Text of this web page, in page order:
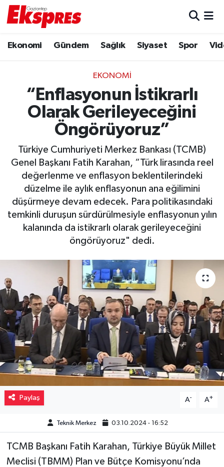
Ekonomi Gündem Sağlık Siyaset Spor
EKONOMI
“Enflasyonun İstikrarlı
Olarak Gerileyeceğini
Öngörüyoruz”
Türkiye Cumhuriyeti Merkez Bankası (TCMB)
Genel Başkanı Fatih Karahan, “Türk lirasında reel
değerlenme ve enflasyon beklentilerindeki
düzelme ile aylık enflasyonun ana eğilimini
düşürmeye devam edecek. Para politikasındaki
temkinli duruşun sürdürülmesiyle enflasyonun yılın
kalanında da istikrarlı olarak gerileyeceğini
öngörüyoruz" dedi.
Paylaş A- A+
Teknik Merkez 03.10.2024 - 16:52
TCMB Başkanı Fatih Karahan, Türkiye Büyük Millet
Meclisi (TBMM) Plan ve Bütçe Komisyonu’nda
Ekonomi
Gaziantep son dakika
Genel
Haberler
Kültür Sanat
Magazin
Resmi İlanlar
Sağlık
Sinemalar
Siyaset
Spor
Teknoloji
Türkiye
Trafik Durumu
Puan Durumu ve Fikstür
Tüm Manşetler
Son Dakika Haberleri
Haber Arşivi